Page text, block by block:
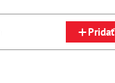
Pridať